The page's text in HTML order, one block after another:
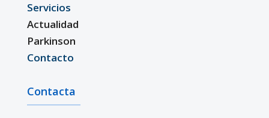
Servicios
Actualidad
Parkinson
Contacto
Contacta